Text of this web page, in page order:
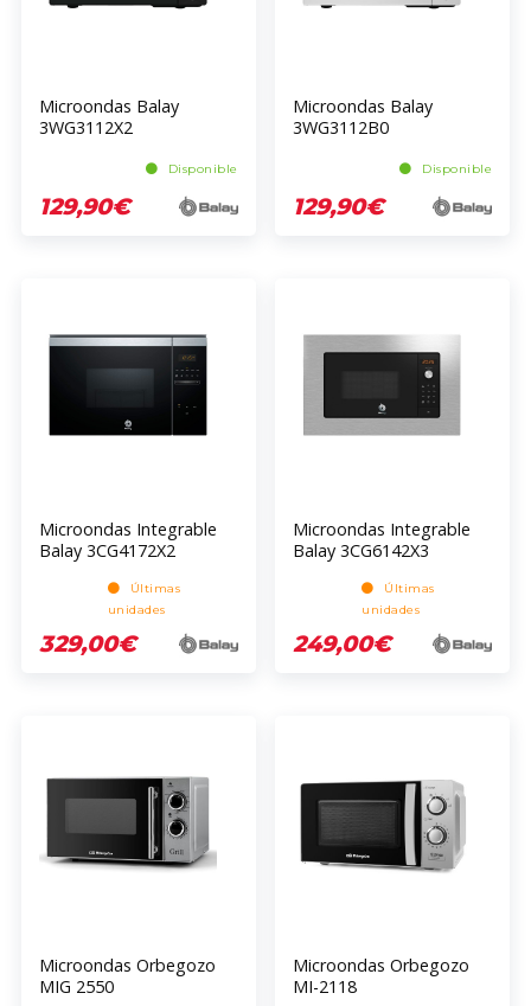
Microondas Balay
3WG3112X2
Disponible
129,90€
Microondas Balay
3WG3112B0
Disponible
129,90€
Microondas Integrable
Balay 3CG4172X2
Últimas
unidades
329,00€
Microondas Integrable
Balay 3CG6142X3
Últimas
unidades
249,00€
Microondas Orbegozo
MIG 2550
Microondas Orbegozo
MI-2118